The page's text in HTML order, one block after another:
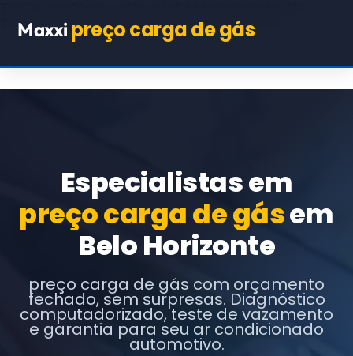
TROCANDO APENAS OS TEXTOS E URLs INDICADOS)
Maxxi preço carga de gás
Especialistas em
preço carga de gásem
Belo Horizonte
preço carga de gás com orçamento
fechado, sem surpresas. Diagnóstico
computadorizado, teste de vazamento
e garantia para seu ar condicionado
automotivo.